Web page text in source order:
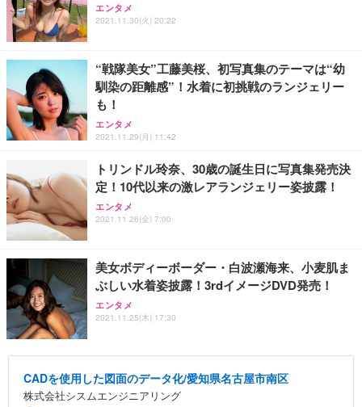
エンタメ
2021.11.30(火) 20:22
“戦隊美女”工藤美桜、初写真集のテーマは“幼
馴染の距離感”！水着に初挑戦のランジェリー
も！
エンタメ
2021.11.29(月) 11:42
トリンドル玲奈、30歳の誕生日に写真集発売決
定！10代以来の激レアランジェリー姿披露！
エンタメ
2021.11.26(金) 7:00
美女ボディーボーダー・白波瀬海来、小麦肌ま
ぶしい水着姿披露！3rdイメージDVD発売！
エンタメ
2021.11.25(木) 17:30
CADを使用した図面のデータ化/愛知県名古屋市南区
株式会社シスムエンジニアリング